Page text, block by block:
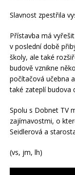
Slavnost zpestřila
Přístavba má
v poslední době
školy, ale také
budově vznikne
počítačová učebna
také zateplí budova
Spolu s Dobnet TV
zajímavostmi, o
Seidlerová a
(vs, jm, lh)